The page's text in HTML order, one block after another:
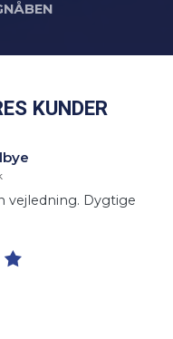
KUNDER
vejledning. Dygtige